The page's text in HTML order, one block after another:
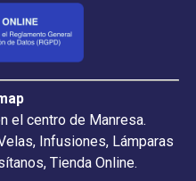
el centro de Manresa.
Infusiones, Lámparas
Tienda Online.